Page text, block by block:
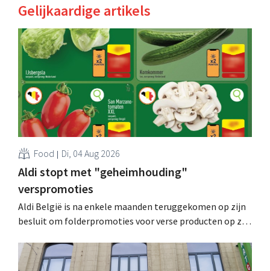
Gelijkaardige artikels
Food Di, 04 Aug 2026
Aldi stopt met "geheimhouding"
verspromoties
Aldi België is na enkele maanden teruggekomen op zijn
besluit om folderpromoties voor verse producten op zijn
werking treden: "Onze klanten willen goed
geïnformeerd worden." .